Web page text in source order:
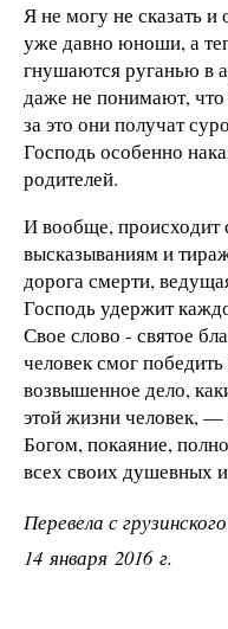
Я не могу не сказать
уже давно юноши, а
гнушаются руганью в
даже не понимают,
за это они получат
Господь особенно
родителей.
И вообще, происходит
высказываниям и
дорога смерти,
Господь удержит
Свое слово - святое
человек смог
возвышенное дело,
этой жизни человек, —
Богом, покаяние,
всех своих душевных
Перевела с грузинского
14 января 2016 г.